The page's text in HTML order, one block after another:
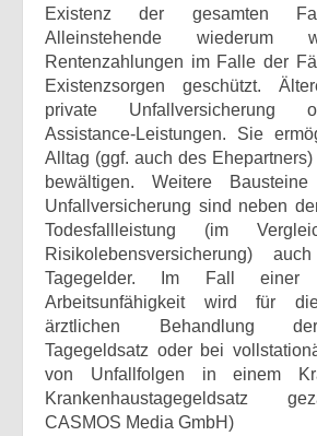
Existenz der gesamten
Alleinstehende wiederum
Rentenzahlungen im Falle der
Existenzsorgen geschützt.
private Unfallversicherung
Assistance-Leistungen. Sie
Alltag (ggf. auch des
bewältigen. Weitere
Unfallversicherung sind neben
Todesfallleistung (im
Risikolebensversicherung)
Tagegelder. Im Fall einer
Arbeitsunfähigkeit wird für
ärztlichen Behandlung
Tagegeldsatz oder bei
von Unfallfolgen in einem
Krankenhaustagegeldsatz
CASMOS Media GmbH)